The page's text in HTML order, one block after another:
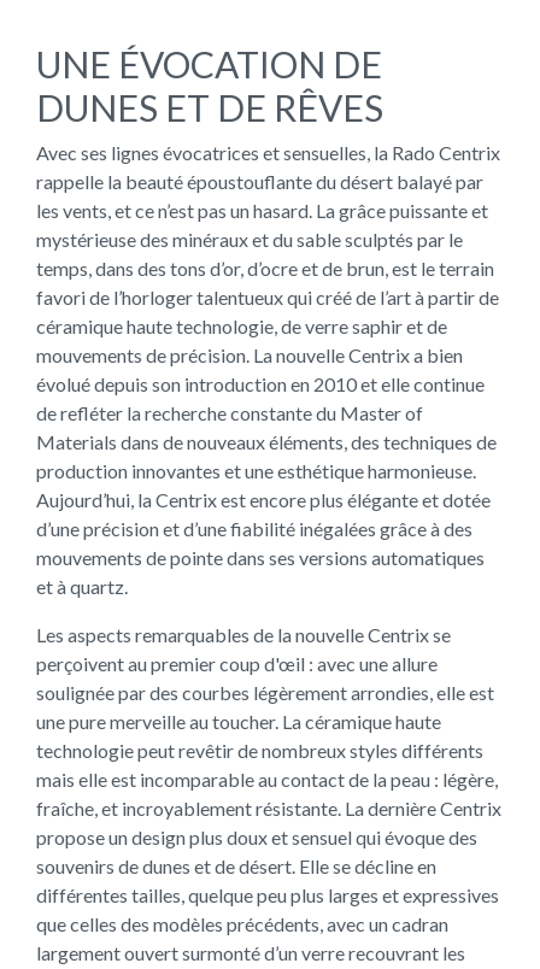
UNE ÉVOCATION DE
DUNES ET DE RÊVES
Avec ses lignes évocatrices et sensuelles, la Rado Centrix
rappelle la beauté époustouflante du désert balayé par
les vents, et ce n’est pas un hasard. La grâce puissante et
mystérieuse des minéraux et du sable sculptés par le
temps, dans des tons d’or, d’ocre et de brun, est le terrain
favori de l’horloger talentueux qui créé de l’art à partir de
céramique haute technologie, de verre saphir et de
mouvements de précision. La nouvelle Centrix a bien
évolué depuis son introduction en 2010 et elle continue
de refléter la recherche constante du Master of
Materials dans de nouveaux éléments, des techniques de
production innovantes et une esthétique harmonieuse.
Aujourd’hui, la Centrix est encore plus élégante et dotée
d’une précision et d’une fiabilité inégalées grâce à des
mouvements de pointe dans ses versions automatiques
et à quartz.
Les aspects remarquables de la nouvelle Centrix se
perçoivent au premier coup d'œil : avec une allure
soulignée par des courbes légèrement arrondies, elle est
une pure merveille au toucher. La céramique haute
technologie peut revêtir de nombreux styles différents
mais elle est incomparable au contact de la peau : légère,
fraîche, et incroyablement résistante. La dernière Centrix
propose un design plus doux et sensuel qui évoque des
souvenirs de dunes et de désert. Elle se décline en
différentes tailles, quelque peu plus larges et expressives
que celles des modèles précédents, avec un cadran
largement ouvert surmonté d’un verre recouvrant les